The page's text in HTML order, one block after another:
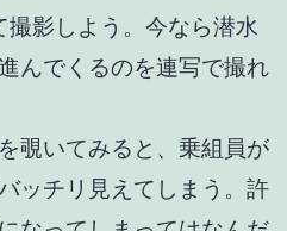
影しよう。今なら潜水
んでくるのを連写で撮れ
覗いてみると、乗組員が
ッチリ見えてしまう。許